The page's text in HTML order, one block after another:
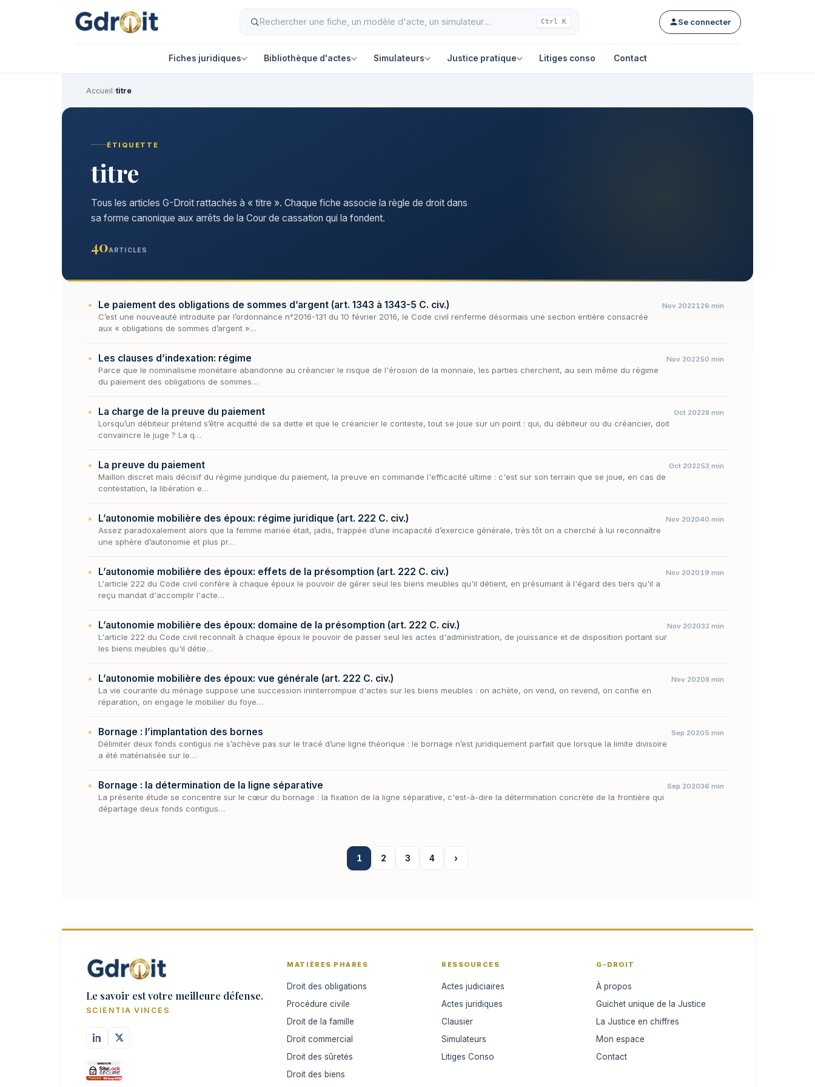
Ctrl K Se connecter
Fiches juridiques Bibliothèque d'actes Simulateurs Justice pratique Litiges conso Contact
Accueil›titre
ÉTIQUETTE
titre
Tous les articles G-Droit rattachés à « titre ». Chaque fiche associe la règle de droit dans
sa forme canonique aux arrêts de la Cour de cassation qui la fondent.
40ARTICLES
Le paiement des obligations de sommes d’argent (art. 1343 à 1343-5 C. civ.)
C’est une nouveauté introduite par l’ordonnance n°2016-131 du 10 février 2016, le Code civil renferme désormais une section entière consacrée
aux « obligations de sommes d’argent »…
Nov 2022126 min
Les clauses d’indexation: régime
Parce que le nominalisme monétaire abandonne au créancier le risque de l'érosion de la monnaie, les parties cherchent, au sein même du régime
du paiement des obligations de sommes…
Nov 202250 min
La charge de la preuve du paiement
Lorsqu’un débiteur prétend s’être acquitté de sa dette et que le créancier le conteste, tout se joue sur un point : qui, du débiteur ou du créancier, doit
convaincre le juge ? La q…
Oct 20228 min
La preuve du paiement
Maillon discret mais décisif du régime juridique du paiement, la preuve en commande l'efficacité ultime : c'est sur son terrain que se joue, en cas de
contestation, la libération e…
Oct 202253 min
L’autonomie mobilière des époux: régime juridique (art. 222 C. civ.)
Assez paradoxalement alors que la femme mariée était, jadis, frappée d’une incapacité d’exercice générale, très tôt on a cherché à lui reconnaître
une sphère d’autonomie et plus pr…
Nov 202040 min
L’autonomie mobilière des époux: effets de la présomption (art. 222 C. civ.)
L'article 222 du Code civil confère à chaque époux le pouvoir de gérer seul les biens meubles qu'il détient, en présumant à l'égard des tiers qu'il a
reçu mandat d'accomplir l'acte…
Nov 202019 min
L’autonomie mobilière des époux: domaine de la présomption (art. 222 C. civ.)
L'article 222 du Code civil reconnaît à chaque époux le pouvoir de passer seul les actes d'administration, de jouissance et de disposition portant sur
les biens meubles qu'il détie…
Nov 202032 min
L’autonomie mobilière des époux: vue générale (art. 222 C. civ.)
La vie courante du ménage suppose une succession ininterrompue d'actes sur les biens meubles : on achète, on vend, on revend, on confie en
réparation, on engage le mobilier du foye…
Nov 20208 min
Bornage : l’implantation des bornes
Délimiter deux fonds contigus ne s’achève pas sur le tracé d’une ligne théorique : le bornage n’est juridiquement parfait que lorsque la limite divisoire
a été matérialisée sur le…
Sep 20205 min
Bornage : la détermination de la ligne séparative
La présente étude se concentre sur le cœur du bornage : la fixation de la ligne séparative, c'est-à-dire la détermination concrète de la frontière qui
départage deux fonds contigus…
Sep 202036 min
1 2 3 4 ›
Le savoir est votre meilleure défense.
SCIENTIA VINCES
MATIÈRES PHARES
Droit des obligations
Procédure civile
Droit de la famille
Droit commercial
Droit des sûretés
Droit des biens
RESSOURCES
Actes judiciaires
Actes juridiques
Clausier
Simulateurs
Litiges Conso
G-DROIT
À propos
Guichet unique de la Justice
La Justice en chiffres
Mon espace
Contact